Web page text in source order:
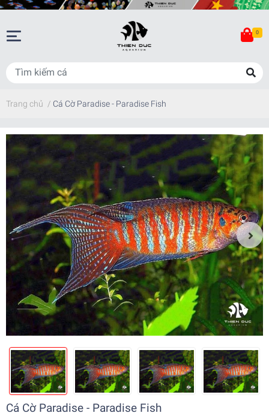
0
Trang chủ / Cá Cờ Paradise - Paradise Fish
Cá Cờ Paradise - Paradise Fish